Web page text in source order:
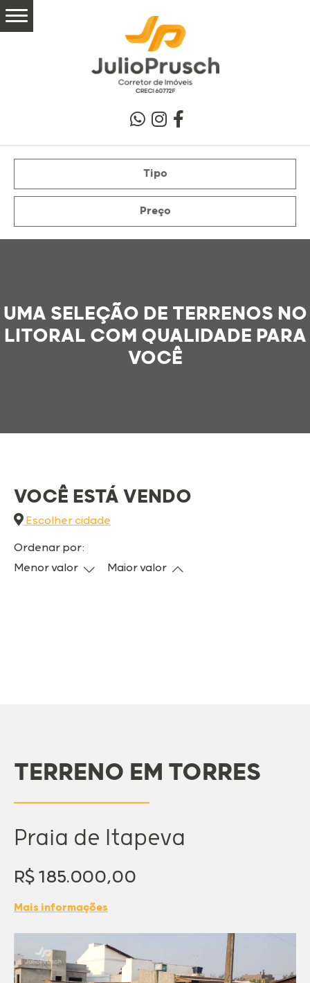
Tipo
Preço
UMA SELEÇÃO DE TERRENOS NO
LITORAL COM QUALIDADE PARA
VOCÊ
VOCÊ ESTÁ VENDO
Escolher cidade
Ordenar por:
Menor valor
Maior valor
TERRENO EM TORRES
Praia de Itapeva
R$ 185.000,00
Mais informações